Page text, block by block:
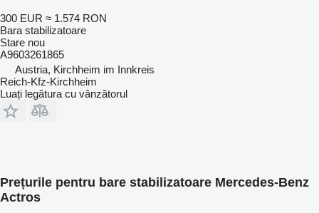
300 EUR ≈ 1.574 RON
Bara stabilizatoare
Stare nou
A9603261865
Austria, Kirchheim im Innkreis
Reich-Kfz-Kirchheim
Luați legătura cu vânzătorul
Prețurile pentru bare stabilizatoare Mercedes-Benz
Actros